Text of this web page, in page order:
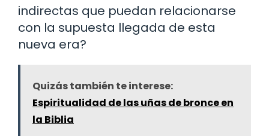
indirectas que puedan relacionarse
con la supuesta llegada de esta
nueva era?
Quizás también te interese:
Espiritualidad de las uñas de bronce en
la Biblia